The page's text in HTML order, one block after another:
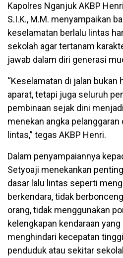
Kapolres Nganjuk AKBP
S.I.K., M.M. menyampaikan
keselamatan berlalu lintas
sekolah agar tertanam
jawab dalam diri generasi
“Keselamatan di jalan bukan
aparat, tetapi juga seluruh
pembinaan sejak dini
menekan angka pelanggaran
lintas,” tegas AKBP Henri.
Dalam penyampaiannya
Setyoaji menekankan
dasar lalu lintas seperti
berkendara, tidak
orang, tidak menggunakan
kelengkapan kendaraan
menghindari kecepatan
penduduk atau sekitar